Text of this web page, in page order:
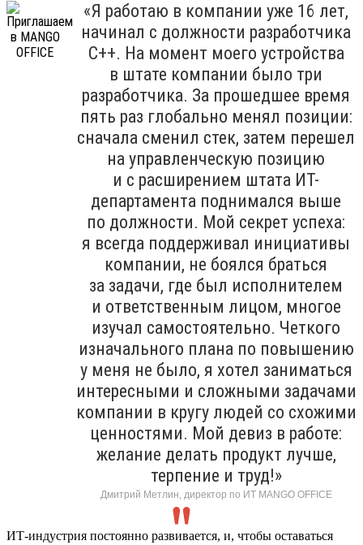
«Я работаю в компании уже 16 лет,
начинал с должности разработчика
С++. На момент моего устройства
в штате компании было три
разработчика. За прошедшее время
пять раз глобально менял позиции:
сначала сменил стек, затем перешел
на управленческую позицию
и с расширением штата ИТ-
департамента поднимался выше
по должности. Мой секрет успеха:
я всегда поддерживал инициативы
компании, не боялся браться
за задачи, где был исполнителем
и ответственным лицом, многое
изучал самостоятельно. Четкого
изначального плана по повышению
у меня не было, я хотел заниматься
интересными и сложными задачами
компании в кругу людей со схожими
ценностями. Мой девиз в работе:
желание делать продукт лучше,
терпение и труд!»
Дмитрий Метлин, директор по ИТ MANGO OFFICE
ИТ-индустрия постоянно развивается, и, чтобы оставаться